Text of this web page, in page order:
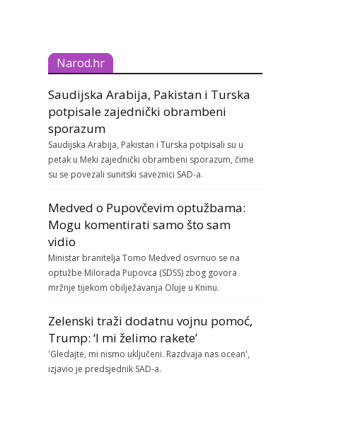
Narod.hr
Saudijska Arabija, Pakistan i Turska
potpisale zajednički obrambeni
sporazum
Saudijska Arabija, Pakistan i Turska potpisali su u
petak u Meki zajednički obrambeni sporazum, čime
su se povezali sunitski saveznici SAD-a.
Medved o Pupovčevim optužbama:
Mogu komentirati samo što sam
vidio
Ministar branitelja Tomo Medved osvrnuo se na
optužbe Milorada Pupovca (SDSS) zbog govora
mržnje tijekom obilježavanja Oluje u Kninu.
Zelenski traži dodatnu vojnu pomoć,
Trump: ‘I mi želimo rakete’
'Gledajte, mi nismo uključeni. Razdvaja nas ocean',
izjavio je predsjednik SAD-a.